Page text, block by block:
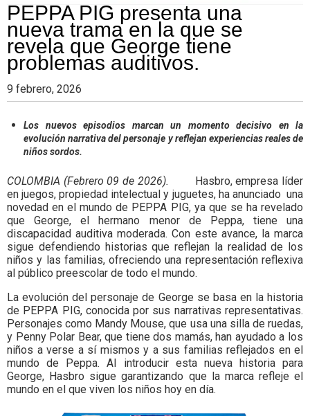
PEPPA PIG presenta una
nueva trama en la que se
revela que George tiene
problemas auditivos.
9 febrero, 2026
Los nuevos episodios marcan un momento decisivo en la
evolución narrativa del personaje y reflejan experiencias reales de
niños sordos.
COLOMBIA (Febrero 09 de 2026). Hasbro, empresa líder
en juegos, propiedad intelectual y juguetes, ha anunciado una
novedad en el mundo de PEPPA PIG, ya que se ha revelado
que George, el hermano menor de Peppa, tiene una
discapacidad auditiva moderada. Con este avance, la marca
sigue defendiendo historias que reflejan la realidad de los
niños y las familias, ofreciendo una representación reflexiva
al público preescolar de todo el mundo.
La evolución del personaje de George se basa en la historia
de PEPPA PIG, conocida por sus narrativas representativas.
Personajes como Mandy Mouse, que usa una silla de ruedas,
y Penny Polar Bear, que tiene dos mamás, han ayudado a los
niños a verse a sí mismos y a sus familias reflejados en el
mundo de Peppa. Al introducir esta nueva historia para
George, Hasbro sigue garantizando que la marca refleje el
mundo en el que viven los niños hoy en día.